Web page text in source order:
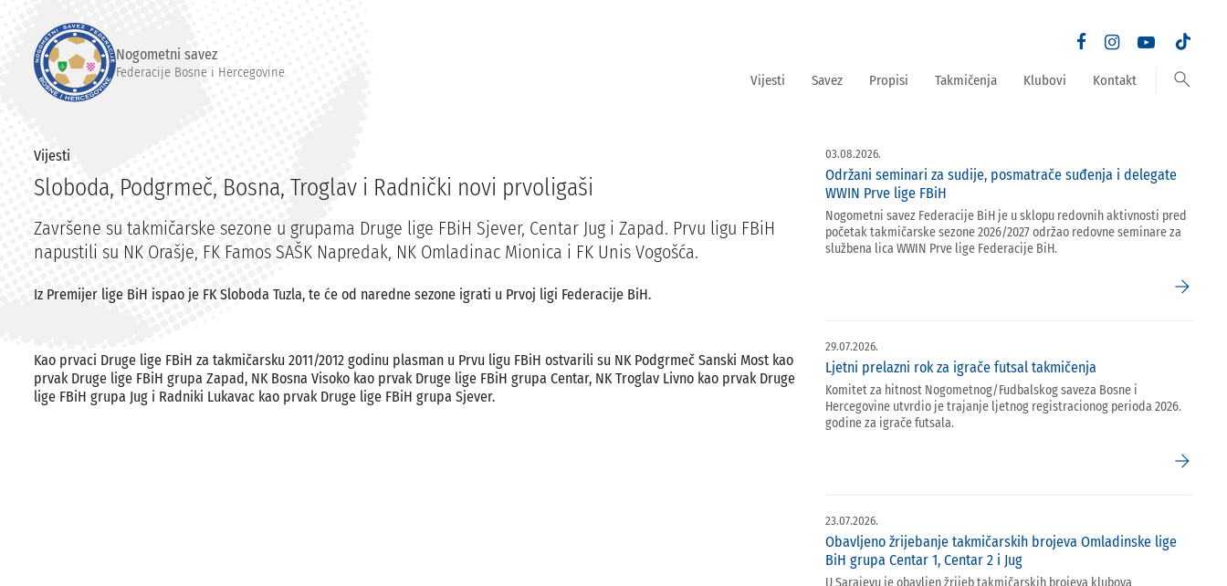
Nogometni savez
Federacije Bosne i Hercegovine Vijesti Savez Propisi Takmičenja Klubovi Kontakt search
Vijesti
Sloboda, Podgrmeč, Bosna, Troglav i Radnički novi prvoligaši
Završene su takmičarske sezone u grupama Druge lige FBiH Sjever, Centar Jug i Zapad. Prvu ligu FBiH
napustili su NK Orašje, FK Famos SAŠK Napredak, NK Omladinac Mionica i FK Unis Vogošća.
Iz Premijer lige BiH ispao je FK Sloboda Tuzla, te će od naredne sezone igrati u Prvoj ligi Federacije BiH.
Kao prvaci Druge lige FBiH za takmičarsku 2011/2012 godinu plasman u Prvu ligu FBiH ostvarili su NK Podgrmeč Sanski Most kao
prvak Druge lige FBiH grupa Zapad, NK Bosna Visoko kao prvak Druge lige FBiH grupa Centar, NK Troglav Livno kao prvak Druge
lige FBiH grupa Jug i Radniki Lukavac kao prvak Druge lige FBiH grupa Sjever.
03.08.2026.
Održani seminari za sudije, posmatrače suđenja i delegate
WWIN Prve lige FBiH
Nogometni savez Federacije BiH je u sklopu redovnih aktivnosti pred
početak takmičarske sezone 2026/2027 održao redovne seminare za
službena lica WWIN Prve lige Federacije BiH.
arrow_forward
29.07.2026.
Ljetni prelazni rok za igrače futsal takmičenja
Komitet za hitnost Nogometnog/Fudbalskog saveza Bosne i
Hercegovine utvrdio je trajanje ljetnog registracionog perioda 2026.
godine za igrače futsala.
arrow_forward
23.07.2026.
Obavljeno žrijebanje takmičarskih brojeva Omladinske lige
BiH grupa Centar 1, Centar 2 i Jug